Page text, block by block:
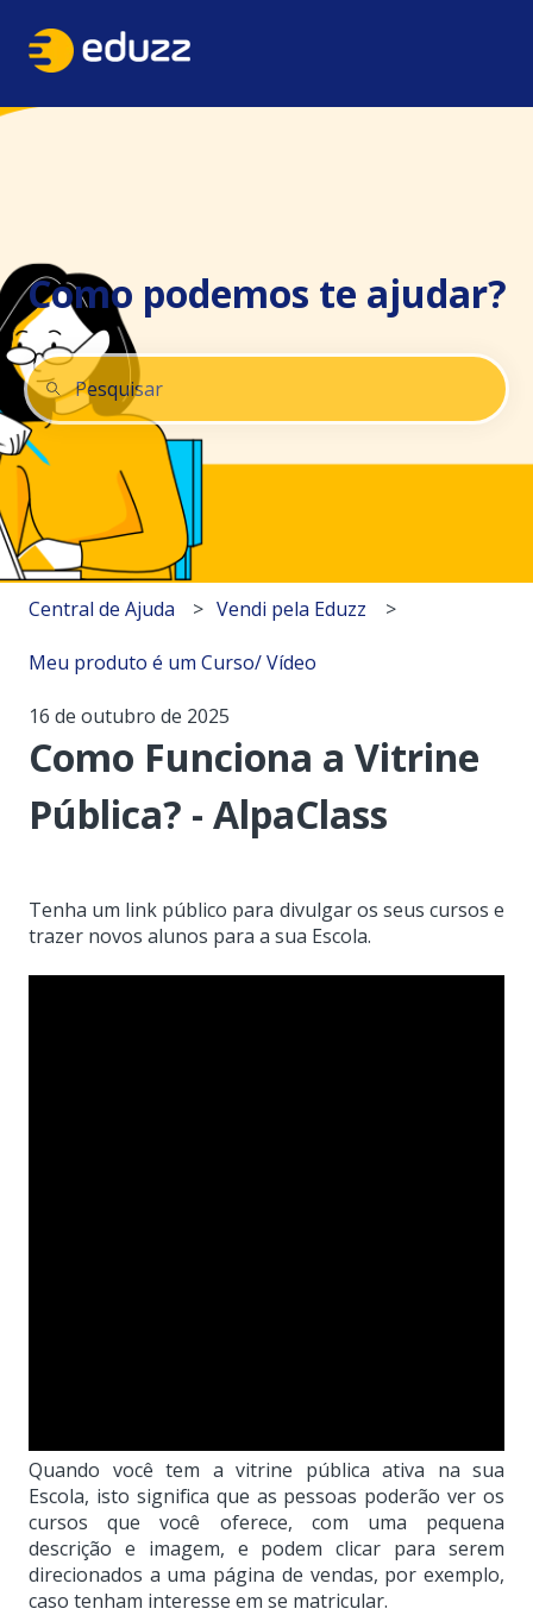
Como podemos te ajudar?
Não há sugestões porque o campo de pesquisa está
Central de Ajuda Vendi pela Eduzz
Meu produto é um Curso/ Vídeo
16 de outubro de 2025
Como Funciona a Vitrine
Pública? - AlpaClass
Tenha um link público para divulgar os seus cursos e
trazer novos alunos para a sua Escola.
Quando você tem a vitrine pública ativa na sua
Escola, isto significa que as pessoas poderão ver os
cursos que você oferece, com uma pequena
descrição e imagem, e podem clicar para serem
direcionados a uma página de vendas, por exemplo,
caso tenham interesse em se matricular.